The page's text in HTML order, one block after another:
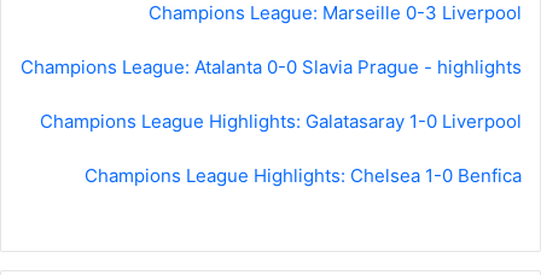
Champions League: Marseille 0-3 Liverpool
Champions League: Atalanta 0-0 Slavia Prague - highlights
Champions League Highlights: Galatasaray 1-0 Liverpool
Champions League Highlights: Chelsea 1-0 Benfica